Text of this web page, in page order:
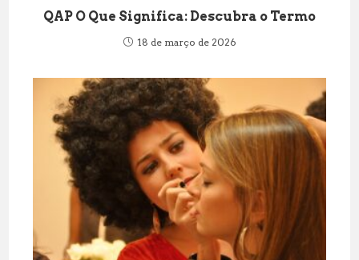
QAP O Que Significa: Descubra o Termo
18 de março de 2026